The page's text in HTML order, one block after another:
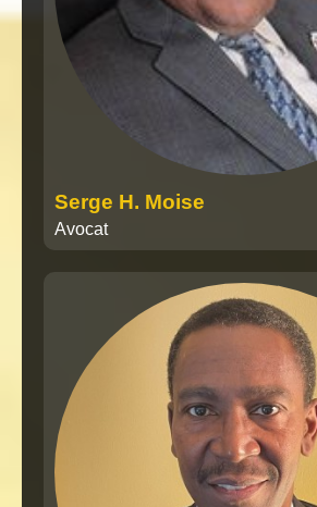
Serge H. Moise
Avocat